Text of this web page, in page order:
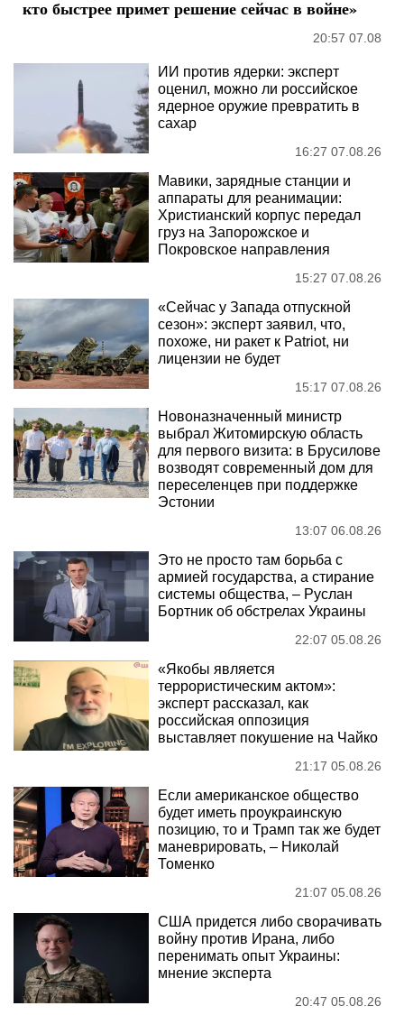
кто быстрее примет решение сейчас в войне»
20:57 07.08
ИИ против ядерки: эксперт
оценил, можно ли российское
ядерное оружие превратить в
сахар
16:27 07.08.26
Мавики, зарядные станции и
аппараты для реанимации:
Христианский корпус передал
груз на Запорожское и
Покровское направления
15:27 07.08.26
«Сейчас у Запада отпускной
сезон»: эксперт заявил, что,
похоже, ни ракет к Patriot, ни
лицензии не будет
15:17 07.08.26
Новоназначенный министр
выбрал Житомирскую область
для первого визита: в Брусилове
возводят современный дом для
переселенцев при поддержке
Эстонии
13:07 06.08.26
Это не просто там борьба с
армией государства, а стирание
системы общества, – Руслан
Бортник об обстрелах Украины
22:07 05.08.26
«Якобы является
террористическим актом»:
эксперт рассказал, как
российская оппозиция
выставляет покушение на Чайко
21:17 05.08.26
Если американское общество
будет иметь проукраинскую
позицию, то и Трамп так же будет
маневрировать, – Николай
Томенко
21:07 05.08.26
США придется либо сворачивать
войну против Ирана, либо
перенимать опыт Украины:
мнение эксперта
20:47 05.08.26